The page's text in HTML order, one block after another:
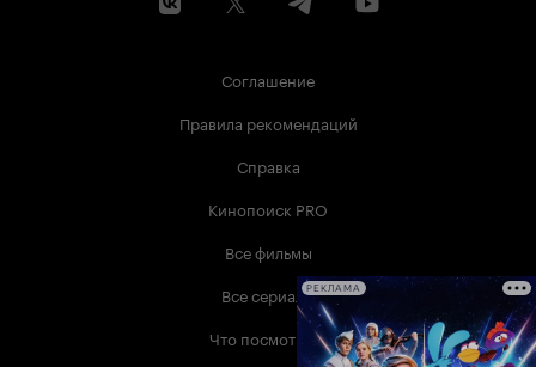
Соглашение
Правила рекомендаций
Справка
Кинопоиск PRO
Все фильмы
Все сериалы
Что посмотреть
РЕКЛАМА